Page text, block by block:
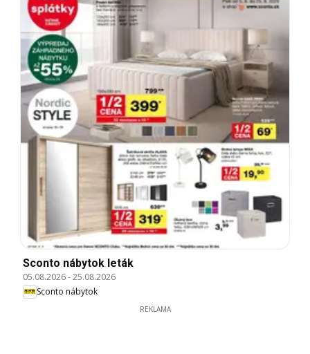
Sconto nábytok leták
05.08.2026-25.08.2026
Sconto nábytok
REKLAMA